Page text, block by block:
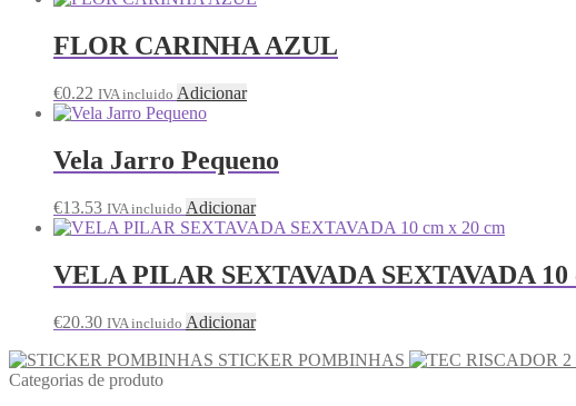
FLOR CARINHA AZUL
€0.22 IVA incluido Adicionar
Vela Jarro Pequeno
€13.53 IVA incluido Adicionar
VELA PILAR SEXTAVADA SEXTAVADA 10
€20.30 IVA incluido Adicionar
STICKER POMBINHAS
Categorias de produto